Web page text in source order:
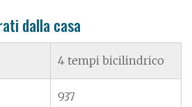
dalla casa
4 tempi bicilindrico
937